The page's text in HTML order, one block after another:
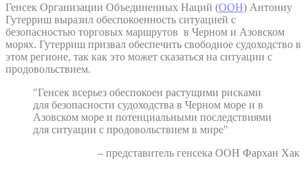
Генсек Организации Объединенных Наций (ООН) Антониу
Гутерриш выразил обеспокоенность ситуацией с
безопасностью торговых маршрутов в Черном и Азовском
морях. Гутерриш призвал обеспечить свободное судоходство в
этом регионе, так как это может сказаться на ситуации с
продовольствием.
"Генсек всерьез обеспокоен растущими рисками
для безопасности судоходства в Черном море и в
Азовском море и потенциальными последствиями
для ситуации с продовольствием в мире"
– представитель генсека ООН Фархан Хак